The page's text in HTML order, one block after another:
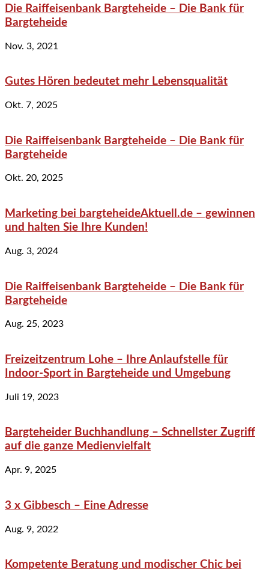
Die Raiffeisenbank Bargteheide – Die Bank für
Bargteheide
Nov. 3, 2021
Gutes Hören bedeutet mehr Lebensqualität
Okt. 7, 2025
Die Raiffeisenbank Bargteheide – Die Bank für
Bargteheide
Okt. 20, 2025
Marketing bei bargteheideAktuell.de – gewinnen
und halten Sie Ihre Kunden!
Aug. 3, 2024
Die Raiffeisenbank Bargteheide – Die Bank für
Bargteheide
Aug. 25, 2023
Freizeitzentrum Lohe – Ihre Anlaufstelle für
Indoor-Sport in Bargteheide und Umgebung
Juli 19, 2023
Bargteheider Buchhandlung – Schnellster Zugriff
auf die ganze Medienvielfalt
Apr. 9, 2025
3 x Gibbesch – Eine Adresse
Aug. 9, 2022
Kompetente Beratung und modischer Chic bei